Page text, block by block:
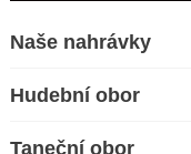
Naše nahrávky
Hudební obor
Taneční obor